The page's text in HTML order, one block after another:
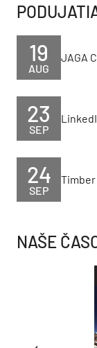
AUG
19 JAGA
SEP
23
SEP
24
NAŠE